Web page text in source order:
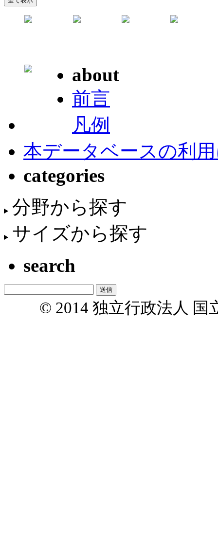
about
前言
凡例
本データベースの利
categories
分野から探す
サイズから探す
search
© 2014 独立行政法人 国